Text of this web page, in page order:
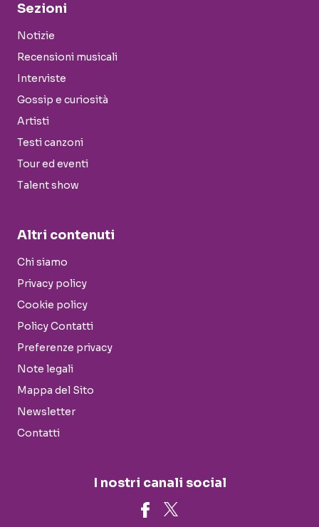
Sezioni
Notizie
Recensioni musicali
Interviste
Gossip e curiosità
Artisti
Testi canzoni
Tour ed eventi
Talent show
Altri contenuti
Chi siamo
Privacy policy
Cookie policy
Policy Contatti
Preferenze privacy
Note legali
Mappa del Sito
Newsletter
Contatti
I nostri canali social